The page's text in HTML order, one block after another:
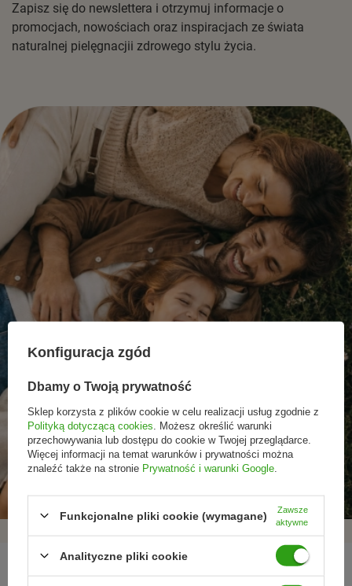
Zapisz się do newslettera i otrzymuj informacje o
promocjach, nowościach oraz inspiracjach ze świata
naturalnej pielęgnacjii zdrowego stylu życia.
Promocje tylko dla
subskrybentów
Nowości przed
premierą
Rezygnacja w każdej
chwili
REGULAMINY
Konfiguracja zgód
Dbamy o Twoją prywatność
Sklep korzysta z plików cookie w celu realizacji usług zgodnie z
Polityką dotyczącą cookies . Możesz określić warunki
przechowywania lub dostępu do cookie w Twojej przeglądarce.
Więcej informacji na temat warunków i prywatności można
znaleźć także na stronie Prywatność i warunki Google
Funkcjonalne pliki cookie (wymagane)
Zawsze
aktywne
Analityczne pliki cookie